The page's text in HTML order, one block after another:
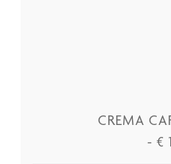
CREMA
- €